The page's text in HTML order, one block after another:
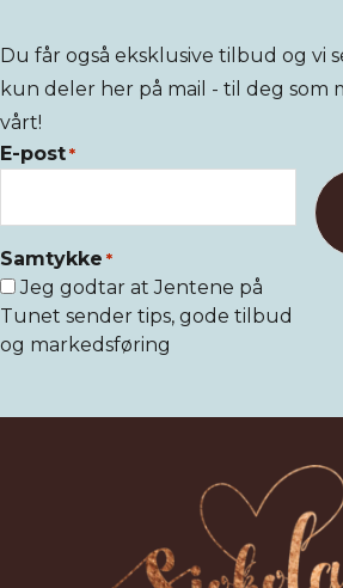
Du får også eksklusive tilbud og vi
kun deler her på mail - til deg som
vårt!
E-post *
Samtykke *
Jeg godtar at Jentene på
Tunet sender tips, gode tilbud
og markedsføring